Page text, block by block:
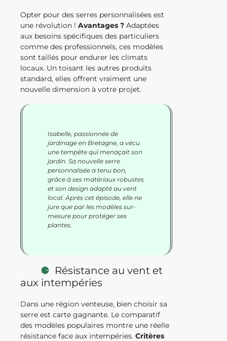
Opter pour des serres personnalisées est
une révolution ! Avantages ? Adaptées
aux besoins spécifiques des particuliers
comme des professionnels, ces modèles
sont taillés pour endurer les climats
locaux. Un toisant les autres produits
standard, elles offrent vraiment une
nouvelle dimension à votre projet.
Isabelle, passionnée de
jardinage en Bretagne, a vécu
une tempête qui menaçait son
jardin. Sa nouvelle serre
personnalisée a tenu bon,
grâce à ses matériaux robustes
et son design adapté au vent
local. Après cet épisode, elle ne
jure que par les modèles sur-
mesure pour protéger ses
plantes.
Résistance au vent et
aux intempéries
Dans une région venteuse, bien choisir sa
serre est carte gagnante. Le comparatif
des modèles populaires montre une réelle
résistance face aux intempéries. Critères